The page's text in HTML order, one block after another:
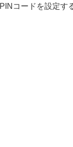
PINコードを設定す